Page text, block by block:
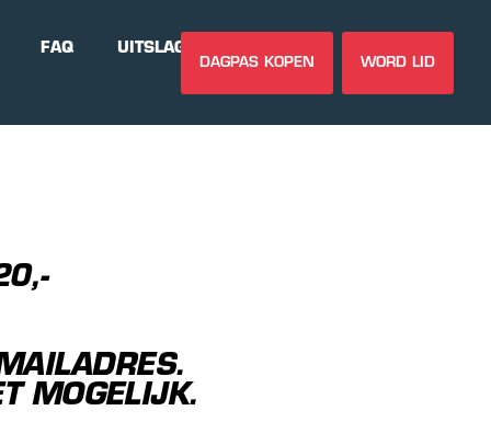
FAQ UITSLAGEN
DAGPAS KOPEN WORD LID
MOGELIJK.